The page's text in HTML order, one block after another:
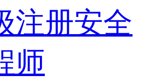
注册安全
师